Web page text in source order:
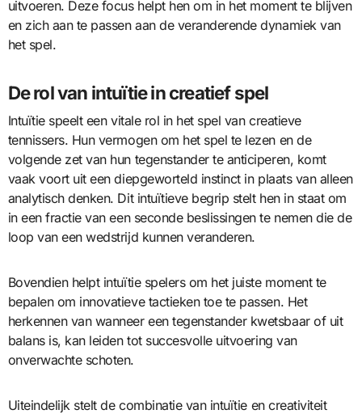
uitvoeren. Deze focus helpt hen om in het moment te blijven
en zich aan te passen aan de veranderende dynamiek van
het spel.
De rol van intuïtie in creatief spel
Intuïtie speelt een vitale rol in het spel van creatieve
tennissers. Hun vermogen om het spel te lezen en de
volgende zet van hun tegenstander te anticiperen, komt
vaak voort uit een diepgeworteld instinct in plaats van alleen
analytisch denken. Dit intuïtieve begrip stelt hen in staat om
in een fractie van een seconde beslissingen te nemen die de
loop van een wedstrijd kunnen veranderen.
Bovendien helpt intuïtie spelers om het juiste moment te
bepalen om innovatieve tactieken toe te passen. Het
herkennen van wanneer een tegenstander kwetsbaar of uit
balans is, kan leiden tot succesvolle uitvoering van
onverwachte schoten.
Uiteindelijk stelt de combinatie van intuïtie en creativiteit